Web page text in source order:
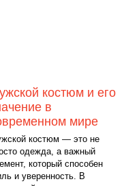
костюм и его
в
мире
костюм — это не
одежда, а важный
который способен
и уверенность. В